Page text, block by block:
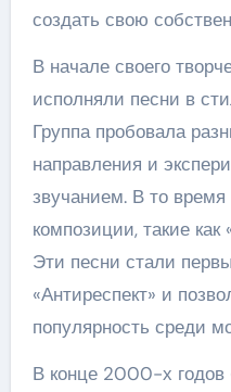
создать свою
В начале своего
исполняли песни в
Группа пробовала
направления и
звучанием. В то
композиции, такие
Эти песни стали
«Антиреспект» и
популярность среди
В конце 2000-х годов